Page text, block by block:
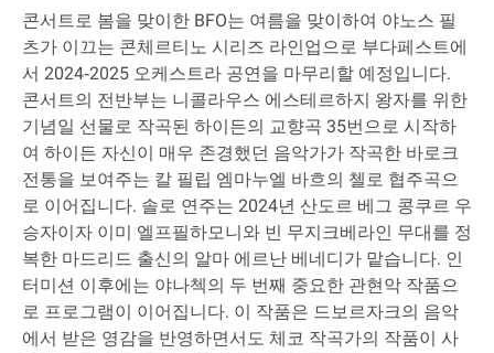
콘서트로 봄을 맞이한 BFO는 여름을 맞이하여 야노스 필
츠가 이끄는 콘체르티노 시리즈 라인업으로 부다페스트에
서 2024‐2025 오케스트라 공연을 마무리할 예정입니다.
콘서트의 전반부는 니콜라우스 에스테르하지 왕자를 위한
기념일 선물로 작곡된 하이든의 교향곡 35번으로 시작하
여 하이든 자신이 매우 존경했던 음악가가 작곡한 바로크
전통을 보여주는 칼 필립 엠마누엘 바흐의 첼로 협주곡으
로 이어집니다. 솔로 연주는 2024년 산도르 베그 콩쿠르 우
승자이자 이미 엘프필하모니와 빈 무지크베라인 무대를 정
복한 마드리드 출신의 알마 에르난 베네디가 맡습니다. 인
터미션 이후에는 야나첵의 두 번째 중요한 관현악 작품으
로 프로그램이 이어집니다. 이 작품은 드보르자크의 음악
에서 받은 영감을 반영하면서도 체코 작곡가의 작품이 사